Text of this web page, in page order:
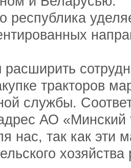
республика
тракторов
службы.
АО «Минский
нас, так как эти